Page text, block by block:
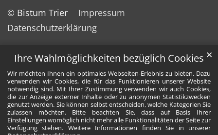
Ihre Wahlmöglichkeiten bezüglich Cookies
Wir möchten Ihnen ein optimales Webseiten-Erlebnis zu bieten. Dazu
verwenden wir Cookies, die für das Funktionieren unserer Website
notwendig sind. Mit Ihrer Zustimmung verwenden wir auch Cookies,
die zur Anzeige externer Inhalte oder zu anonymen Statistikzwecken
genutzt werden. Sie können selbst entscheiden, welche Kategorien Sie
zulassen möchten. Bitte beachten Sie, dass auf Basis Ihrer
Einstellungen womöglich nicht mehr alle Funktionalitäten der Seite zur
Verfügung stehen. Weitere Informationen finden Sie in unserer
✕
© Bistum Trier
Impressum
Datenschutzerklärung